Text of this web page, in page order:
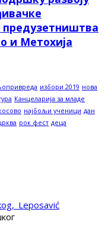
предузетништва
и Метохија
избори 2019 нова
Канцеларија за младе
најбољи ученици дан
рок фест деца